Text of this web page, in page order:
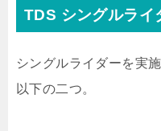
TDS シングルライ
シングルライダーを実
以下の二つ。